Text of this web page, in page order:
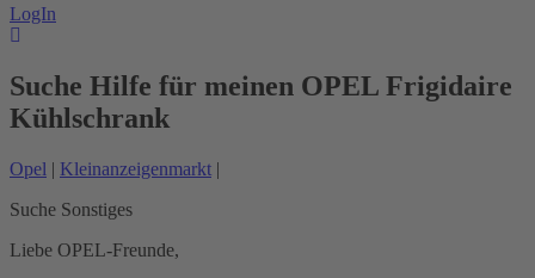
LogIn
Suche Hilfe für meinen OPEL Frigidaire
Kühlschrank
Opel | Kleinanzeigenmarkt |
Suche Sonstiges
Liebe OPEL-Freunde,